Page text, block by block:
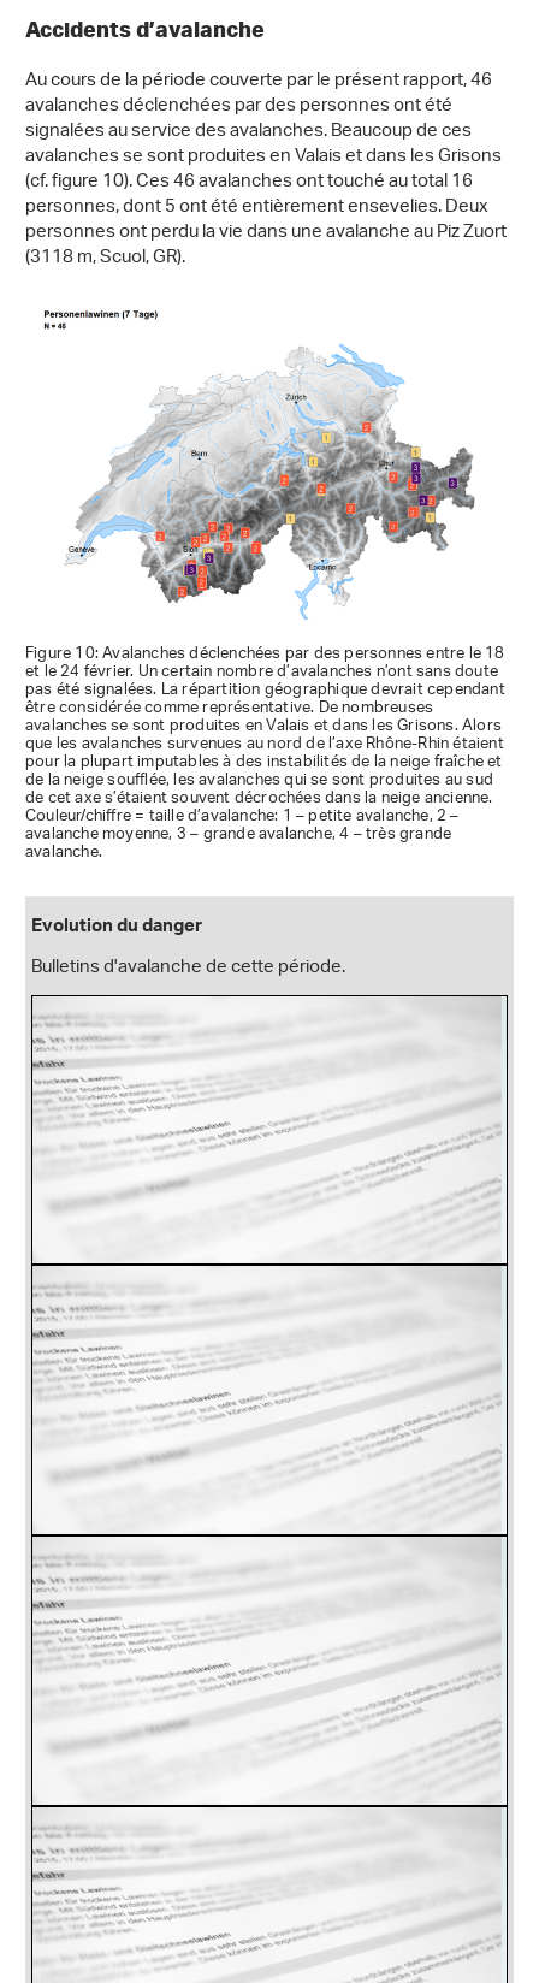
Accidents d’avalanche
Au cours de la période couverte par le présent rapport, 46
avalanches déclenchées par des personnes ont été
signalées au service des avalanches. Beaucoup de ces
avalanches se sont produites en Valais et dans les Grisons
(cf. figure 10). Ces 46 avalanches ont touché au total 16
personnes, dont 5 ont été entièrement ensevelies. Deux
personnes ont perdu la vie dans une avalanche au Piz Zuort
(3118 m, Scuol, GR).
Figure 10: Avalanches déclenchées par des personnes entre le 18
et le 24 février. Un certain nombre d’avalanches n’ont sans doute
pas été signalées. La répartition géographique devrait cependant
être considérée comme représentative. De nombreuses
avalanches se sont produites en Valais et dans les Grisons. Alors
que les avalanches survenues au nord de l’axe Rhône-Rhin étaient
pour la plupart imputables à des instabilités de la neige fraîche et
de la neige soufflée, les avalanches qui se sont produites au sud
de cet axe s’étaient souvent décrochées dans la neige ancienne.
Couleur/chiffre = taille d’avalanche: 1 – petite avalanche, 2 –
avalanche moyenne, 3 – grande avalanche, 4 – très grande
avalanche.
Evolution du danger
Bulletins d'avalanche de cette période.